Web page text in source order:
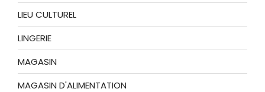
LIEU CULTUREL
LINGERIE
MAGASIN
MAGASIN D'ALIMENTATION